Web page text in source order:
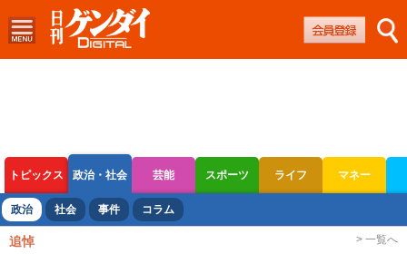
トピックス 政治・社会 芸能 スポーツ ライフ マネー
ボートレース 競輪 オートレース
政治 社会 事件 コラム
追悼 > 一覧へ